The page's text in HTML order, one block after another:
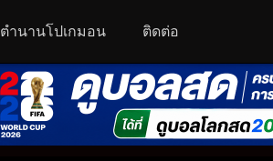
ตำนานโปเกมอน ติดต่อ